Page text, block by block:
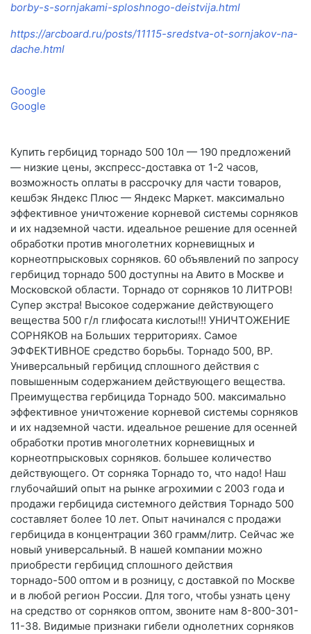
borby-s-sornjakami-sploshnogo-deistvija.html
https://arcboard.ru/posts/11115-sredstva-ot-sornjakov-na-
dache.html
Google
Google
Купить гербицид торнадо 500 10л — 190 предложений
— низкие цены, экспресс-доставка от 1-2 часов,
возможность оплаты в рассрочку для части товаров,
кешбэк Яндекс Плюс — Яндекс Маркет. максимально
эффективное уничтожение корневой системы сорняков
и их надземной части. идеальное решение для осенней
обработки против многолетних корневищных и
корнеотпрысковых сорняков. 60 объявлений по запросу
гербицид торнадо 500 доступны на Авито в Москве и
Московской области. Торнадо от сорняков 10 ЛИТРОВ!
Супер экстра! Высокое содержание действующего
вещества 500 г/л глифосата кислоты!!! УНИЧТОЖЕНИЕ
СОРНЯКОВ на Больших территориях. Самое
ЭФФЕКТИВНОЕ средство борьбы. Торнадо 500, ВР.
Универсальный гербицид сплошного действия с
повышенным содержанием действующего вещества.
Преимущества гербицида Торнадо 500. максимально
эффективное уничтожение корневой системы сорняков
и их надземной части. идеальное решение для осенней
обработки против многолетних корневищных и
корнеотпрысковых сорняков. большее количество
действующего. От сорняка Торнадо то, что надо! Наш
глубочайший опыт на рынке агрохимии с 2003 года и
продажи гербицида системного действия Торнадо 500
составляет более 10 лет. Опыт начинался с продажи
гербицида в концентрации 360 грамм/литр. Сейчас же
новый универсальный. В нашей компании можно
приобрести гербицид сплошного действия
торнадо-500 оптом и в розницу, с доставкой по Москве
и в любой регион России. Для того, чтобы узнать цену
на средство от сорняков оптом, звоните нам 8-800-301-
11-38. Видимые признаки гибели однолетних сорняков